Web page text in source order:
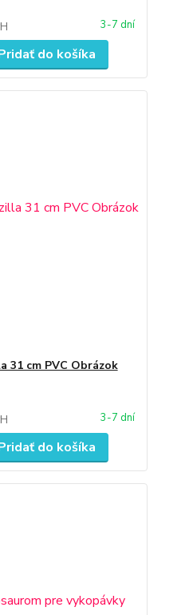
3-7 dní
do košíka
31 cm PVC Obrázok
3-7 dní
do košíka